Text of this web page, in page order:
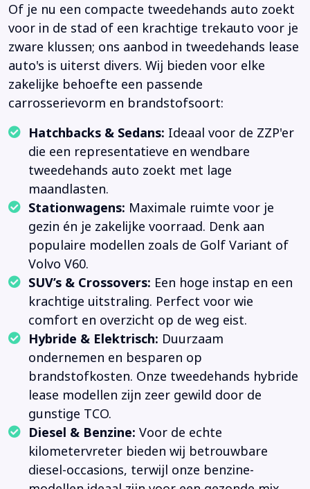
Of je nu een compacte tweedehands auto zoekt
voor in de stad of een krachtige trekauto voor je
zware klussen; ons aanbod in tweedehands lease
auto's is uiterst divers. Wij bieden voor elke
zakelijke behoefte een passende
carrosserievorm en brandstofsoort:
Hatchbacks & Sedans: Ideaal voor de ZZP'er
die een representatieve en wendbare
tweedehands auto zoekt met lage
maandlasten.
Stationwagens: Maximale ruimte voor je
gezin én je zakelijke voorraad. Denk aan
populaire modellen zoals de Golf Variant of
Volvo V60.
SUV’s & Crossovers: Een hoge instap en een
krachtige uitstraling. Perfect voor wie
comfort en overzicht op de weg eist.
Hybride & Elektrisch: Duurzaam
ondernemen en besparen op
brandstofkosten. Onze tweedehands hybride
lease modellen zijn zeer gewild door de
gunstige TCO.
Diesel & Benzine: Voor de echte
kilometervreter bieden wij betrouwbare
diesel-occasions, terwijl onze benzine-